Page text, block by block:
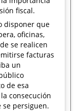
fiscal.
disponer que
oficinas,
se realicen
facturas
un
de esa
consecución
persiguen.